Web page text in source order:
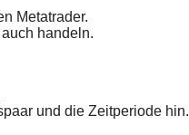
Metatrader.
handeln.
und die Zeitperiode hin.